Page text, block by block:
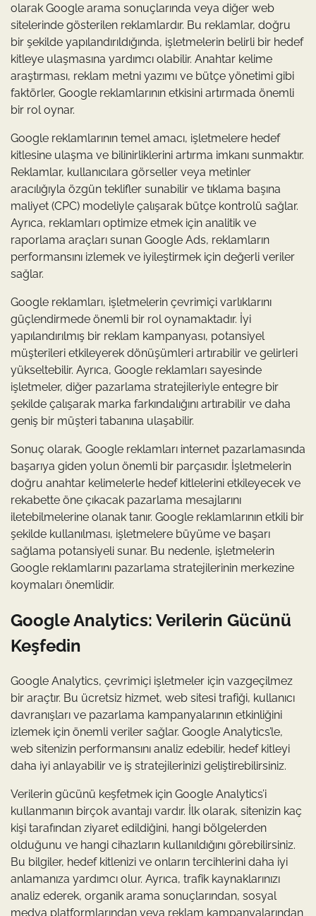
olarak Google arama sonuçlarında veya diğer web
sitelerinde gösterilen reklamlardır. Bu reklamlar, doğru
bir şekilde yapılandırıldığında, işletmelerin belirli bir hedef
kitleye ulaşmasına yardımcı olabilir. Anahtar kelime
araştırması, reklam metni yazımı ve bütçe yönetimi gibi
faktörler, Google reklamlarının etkisini artırmada önemli
bir rol oynar.
Google reklamlarının temel amacı, işletmelere hedef
kitlesine ulaşma ve bilinirliklerini artırma imkanı sunmaktır.
Reklamlar, kullanıcılara görseller veya metinler
aracılığıyla özgün teklifler sunabilir ve tıklama başına
maliyet (CPC) modeliyle çalışarak bütçe kontrolü sağlar.
Ayrıca, reklamları optimize etmek için analitik ve
raporlama araçları sunan Google Ads, reklamların
performansını izlemek ve iyileştirmek için değerli veriler
sağlar.
Google reklamları, işletmelerin çevrimiçi varlıklarını
güçlendirmede önemli bir rol oynamaktadır. İyi
yapılandırılmış bir reklam kampanyası, potansiyel
müşterileri etkileyerek dönüşümleri artırabilir ve gelirleri
yükseltebilir. Ayrıca, Google reklamları sayesinde
işletmeler, diğer pazarlama stratejileriyle entegre bir
şekilde çalışarak marka farkındalığını artırabilir ve daha
geniş bir müşteri tabanına ulaşabilir.
Sonuç olarak, Google reklamları internet pazarlamasında
başarıya giden yolun önemli bir parçasıdır. İşletmelerin
doğru anahtar kelimelerle hedef kitlelerini etkileyecek ve
rekabette öne çıkacak pazarlama mesajlarını
iletebilmelerine olanak tanır. Google reklamlarının etkili bir
şekilde kullanılması, işletmelere büyüme ve başarı
sağlama potansiyeli sunar. Bu nedenle, işletmelerin
Google reklamlarını pazarlama stratejilerinin merkezine
koymaları önemlidir.
Google Analytics: Verilerin Gücünü
Keşfedin
Google Analytics, çevrimiçi işletmeler için vazgeçilmez
bir araçtır. Bu ücretsiz hizmet, web sitesi trafiği, kullanıcı
davranışları ve pazarlama kampanyalarının etkinliğini
izlemek için önemli veriler sağlar. Google Analytics’le,
web sitenizin performansını analiz edebilir, hedef kitleyi
daha iyi anlayabilir ve iş stratejilerinizi geliştirebilirsiniz.
Verilerin gücünü keşfetmek için Google Analytics’i
kullanmanın birçok avantajı vardır. İlk olarak, sitenizin kaç
kişi tarafından ziyaret edildiğini, hangi bölgelerden
olduğunu ve hangi cihazların kullanıldığını görebilirsiniz.
Bu bilgiler, hedef kitlenizi ve onların tercihlerini daha iyi
anlamanıza yardımcı olur. Ayrıca, trafik kaynaklarınızı
analiz ederek, organik arama sonuçlarından, sosyal
medya platformlarından veya reklam kampanyalarından